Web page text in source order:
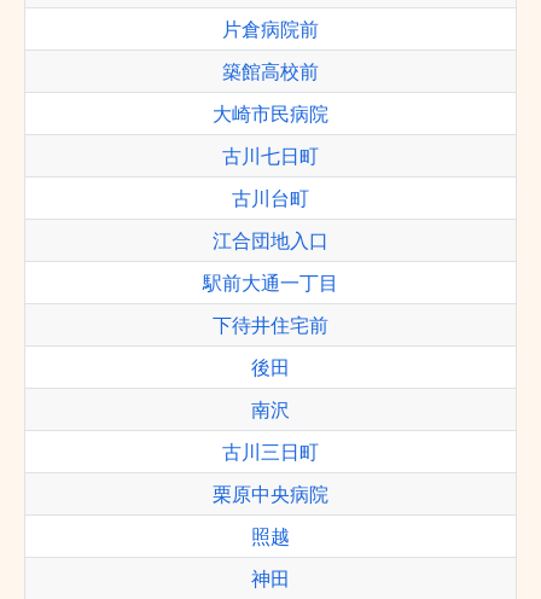
片倉病院前
築館高校前
大崎市民病院
古川七日町
古川台町
江合団地入口
駅前大通一丁目
下待井住宅前
後田
南沢
古川三日町
栗原中央病院
照越
神田